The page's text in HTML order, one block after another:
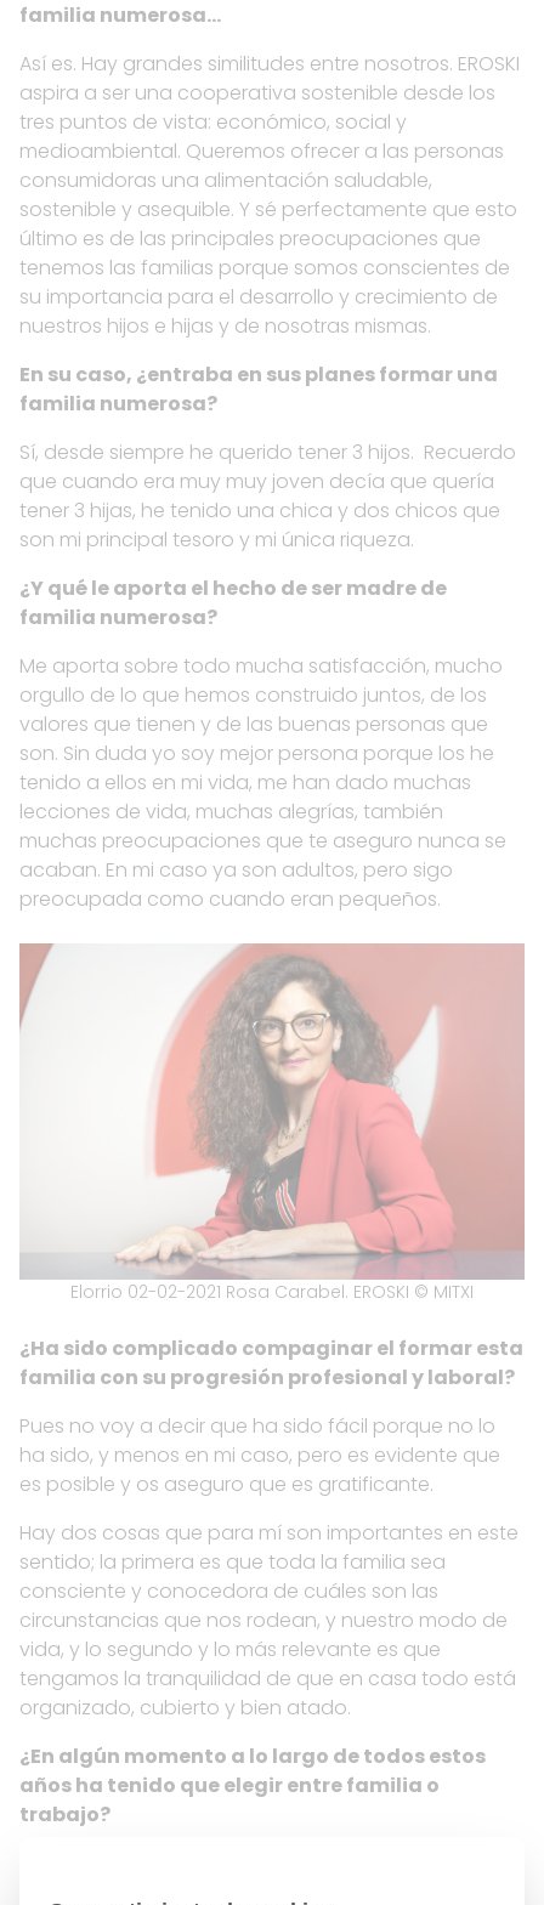
familia numerosa…
Así es. Hay grandes similitudes entre nosotros. EROSKI
aspira a ser una cooperativa sostenible desde los
tres puntos de vista: económico, social y
medioambiental. Queremos ofrecer a las personas
consumidoras una alimentación saludable,
sostenible y asequible. Y sé perfectamente que esto
último es de las principales preocupaciones que
tenemos las familias porque somos conscientes de
su importancia para el desarrollo y crecimiento de
nuestros hijos e hijas y de nosotras mismas.
En su caso, ¿entraba en sus planes formar una
familia numerosa?
Sí, desde siempre he querido tener 3 hijos. Recuerdo
que cuando era muy muy joven decía que quería
tener 3 hijas, he tenido una chica y dos chicos que
son mi principal tesoro y mi única riqueza.
¿Y qué le aporta el hecho de ser madre de
familia numerosa?
Me aporta sobre todo mucha satisfacción, mucho
orgullo de lo que hemos construido juntos, de los
valores que tienen y de las buenas personas que
son. Sin duda yo soy mejor persona porque los he
tenido a ellos en mi vida, me han dado muchas
lecciones de vida, muchas alegrías, también
muchas preocupaciones que te aseguro nunca se
acaban. En mi caso ya son adultos, pero sigo
preocupada como cuando eran pequeños.
Elorrio 02-02-2021 Rosa Carabel. EROSKI © MITXI
¿Ha sido complicado compaginar el formar esta
familia con su progresión profesional y laboral?
Pues no voy a decir que ha sido fácil porque no lo
ha sido, y menos en mi caso, pero es evidente que
es posible y os aseguro que es gratificante.
Hay dos cosas que para mí son importantes en este
sentido; la primera es que toda la familia sea
consciente y conocedora de cuáles son las
circunstancias que nos rodean, y nuestro modo de
vida, y lo segundo y lo más relevante es que
tengamos la tranquilidad de que en casa todo está
organizado, cubierto y bien atado.
¿En algún momento a lo largo de todos estos
años ha tenido que elegir entre familia o
trabajo?